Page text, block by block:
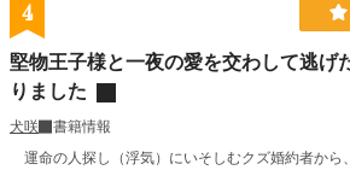
4
堅物王子様と一夜の愛を交わして逃げ
りました
犬咲
書籍情報
運命の人探し（浮気）にいそしむクズ婚約者から